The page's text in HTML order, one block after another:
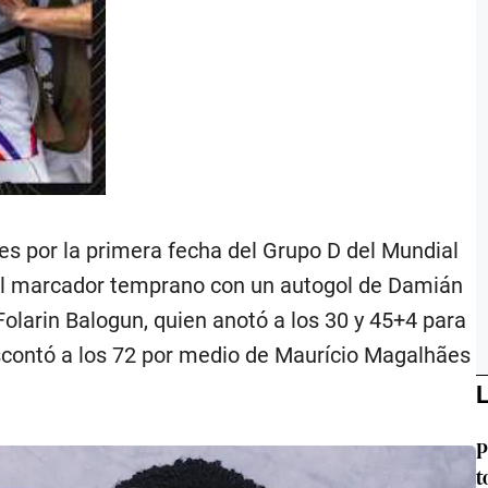
por la primera fecha del Grupo D del Mundial
temprano con un autogol de Damián
Balogun, quien anotó a los 30 y 45+4 para
a los 72 por medio de Maurício Magalhães